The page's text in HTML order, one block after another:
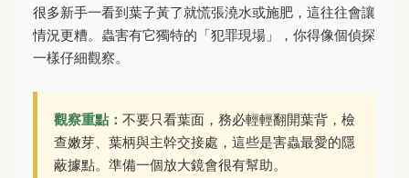
很多新手一看到葉子黃了就慌張澆水或施肥，這往往會讓
情況更糟。蟲害有它獨特的「犯罪現場」，你得像個偵探
一樣仔細觀察。
觀察重點： 不要只看葉面，務必輕輕翻開葉背，檢
查嫩芽、葉柄與主幹交接處，這些是害蟲最愛的隱
蔽據點。準備一個放大鏡會很有幫助。